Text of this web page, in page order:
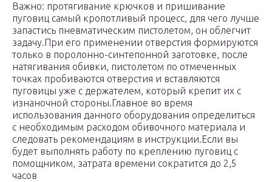
Важно: протягивание крючков и пришивание
пуговиц самый кропотливый процесс, для чего лучше
запастись пневматическим пистолетом, он облегчит
задачу.При его применении отверстия формируются
только в поролонно-синтепонной заготовке, после
натягивания обивки, пистолетом по отмеченных
точках пробиваются отверстия и вставляются
пуговицы уже с держателем, который крепит их с
изнаночной стороны.Главное во время
использования данного оборудования определиться
с необходимым расходом обивочного материала и
следовать рекомендациям в инструкции.Если вы
будет выполнять работу по креплению пуговиц с
помощником, затрата времени сократится до 2,5
часов